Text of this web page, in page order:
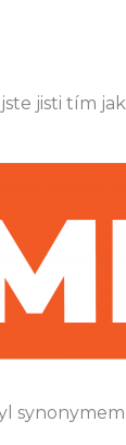
jisti tím